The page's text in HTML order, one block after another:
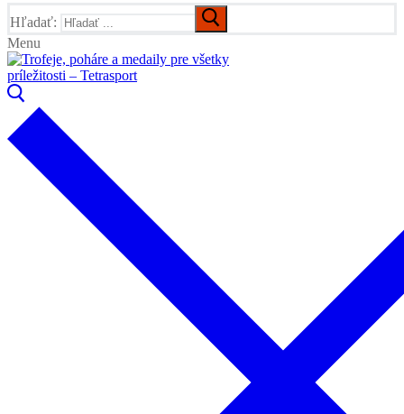
Hľadať:
Menu